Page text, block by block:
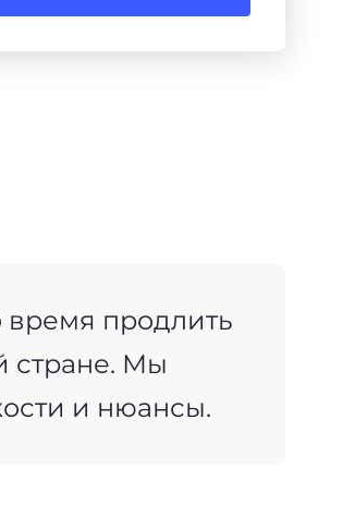
продлить
стране. Мы
и нюансы.